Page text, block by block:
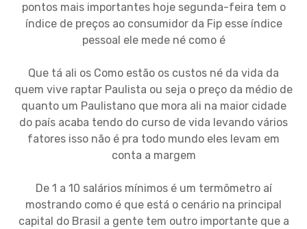
pontos mais importantes hoje segunda-feira tem o
índice de preços ao consumidor da Fip esse índice
pessoal ele mede né como é
Que tá ali os Como estão os custos né da vida da
quem vive raptar Paulista ou seja o preço da médio de
quanto um Paulistano que mora ali na maior cidade
do país acaba tendo do curso de vida levando vários
fatores isso não é pra todo mundo eles levam em
conta a margem
De 1 a 10 salários mínimos é um termômetro aí
mostrando como é que está o cenário na principal
capital do Brasil a gente tem outro importante que a